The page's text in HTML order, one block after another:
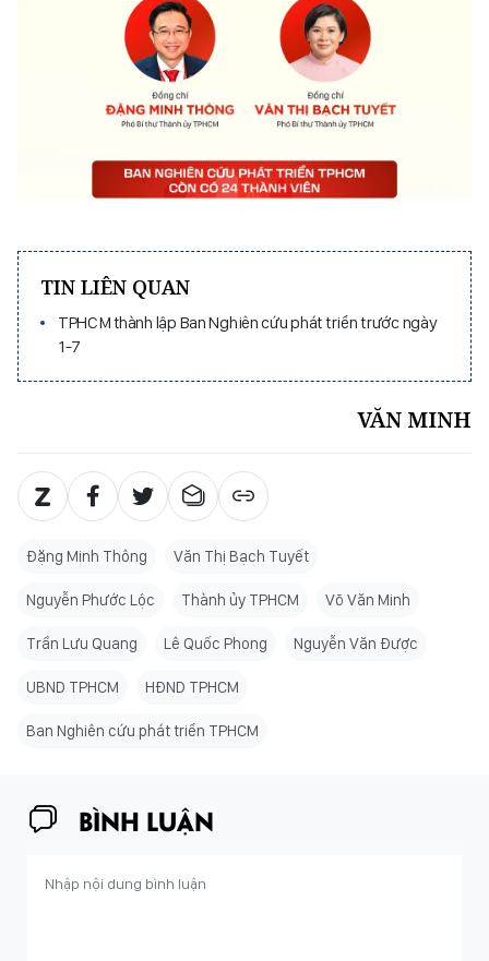
TIN LIÊN QUAN
TPHCM thành lập Ban Nghiên cứu phát triển trước ngày
1-7
VĂN MINH
Đặng Minh Thông Văn Thị Bạch Tuyết
Nguyễn Phước Lộc Thành ủy TPHCM Võ Văn Minh
Trần Lưu Quang Lê Quốc Phong Nguyễn Văn Được
UBND TPHCM HĐND TPHCM
Ban Nghiên cứu phát triển TPHCM
BÌNH LUẬN